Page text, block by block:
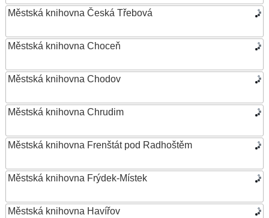
Městská knihovna Česká Třebová
Městská knihovna Choceň
Městská knihovna Chodov
Městská knihovna Chrudim
Městská knihovna Frenštát pod Radhoštěm
Městská knihovna Frýdek-Místek
Městská knihovna Havířov